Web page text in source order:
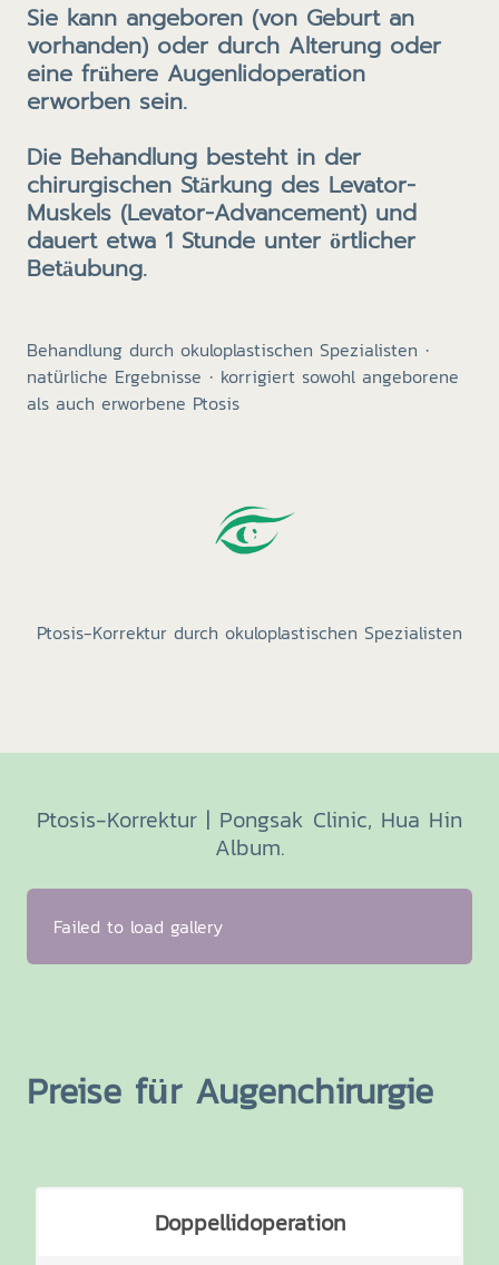
Sie kann angeboren (von Geburt an
vorhanden) oder durch Alterung oder
eine frühere Augenlidoperation
erworben sein.
Die Behandlung besteht in der
chirurgischen Stärkung des Levator-
Muskels (Levator-Advancement) und
dauert etwa 1 Stunde unter örtlicher
Betäubung.
Behandlung durch okuloplastischen Spezialisten ·
natürliche Ergebnisse · korrigiert sowohl angeborene
als auch erworbene Ptosis
Ptosis-Korrektur durch okuloplastischen Spezialisten
Ptosis-Korrektur | Pongsak Clinic, Hua Hin
Album.
Failed to load gallery
Preise für Augenchirurgie
Doppellidoperation